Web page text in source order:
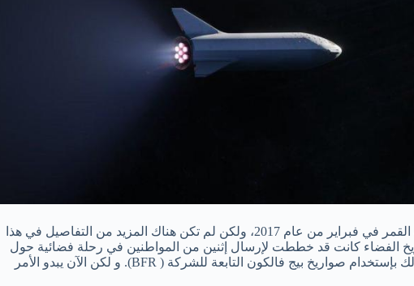
و أعلنت شركة سبيس إكس لأول مرة عن مهمة القمر في فبراير من عام 2017، ولكن لم تكن هناك المزيد من التفاصيل في هذا
الفضاء كانت قد خططت لإرسال إثنين من المواطنين في رحلة فضائية حول
القمر الذي يعتبر أقرب جيران كوكب الأرض، و ذلك بإستخدام صواريخ بيج فالكون التابعة للشركة ( BFR). و لكن الآن يبدو الأمر